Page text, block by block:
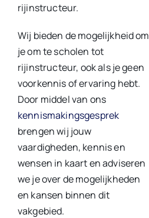
rijinstructeur.
Wij bieden de mogelijkheid om
je om te scholen tot
rijinstructeur, ook als je geen
voorkennis of ervaring hebt.
Door middel van ons
kennismakingsgesprek
brengen wij jouw
vaardigheden, kennis en
wensen in kaart en adviseren
we je over de mogelijkheden
en kansen binnen dit
vakgebied.